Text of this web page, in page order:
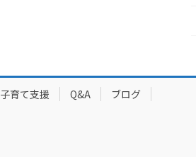
子育て支援 Q&A ブログ